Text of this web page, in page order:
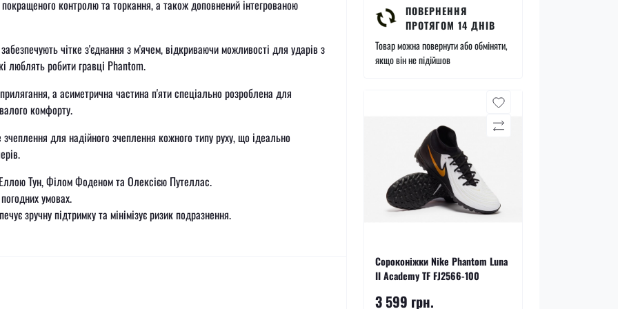
контролю та торкання, а також доповнений інтегрованою
чітке з'єднання з м'ячем, відкриваючи можливості для ударів з
люблять робити гравці Phantom.
а асиметрична частина п'яти спеціально розроблена для
комфорту.
зчеплення для надійного зчеплення кожного типу руху, що ідеально
Тун, Філом Фоденом та Олексією Путеллас.
умовах.
зручну підтримку та мінімізує ризик подразнення.
ПОВЕРНЕННЯ
ПРОТЯГОМ 14 ДНІВ
Товар можна повернути або обміняти,
якщо він не підійшов
Сороконіжки Nike Phantom Luna
II Academy TF FJ2566-100
3 599 грн.